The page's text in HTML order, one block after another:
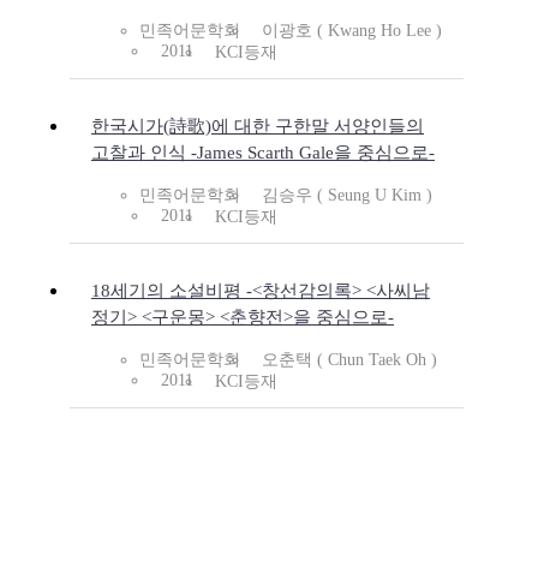
민족어문학회
이광호 ( Kwang Ho Lee )
2011
KCI등재
한국시가(詩歌)에 대한 구한말 서양인들의
고찰과 인식 -James Scarth Gale을 중심으로-
민족어문학회
김승우 ( Seung U Kim )
2011
KCI등재
18세기의 소설비평 -<창선감의록> <사씨남
정기> <구운몽> <춘향전>을 중심으로-
민족어문학회
오춘택 ( Chun Taek Oh )
2011
KCI등재